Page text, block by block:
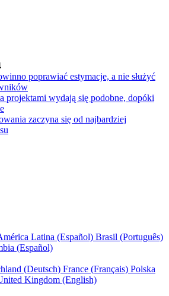
poprawiać estymacje, a nie służyć
projektami wydają się podobne, dopóki
zaczyna się od najbardziej
Latina (Español) Brasil (Português)
(Español)
(Deutsch) France (Français) Polska
Kingdom (English)